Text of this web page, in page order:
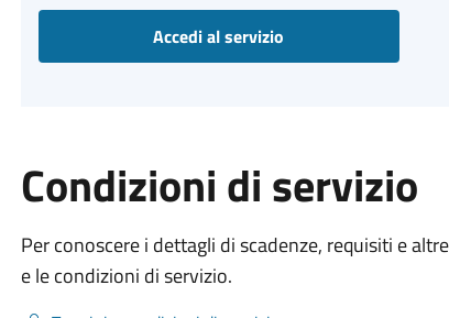
Accedi al servizio
Condizioni di servizio
Per conoscere i dettagli di scadenze, requisiti e
e le condizioni di servizio.